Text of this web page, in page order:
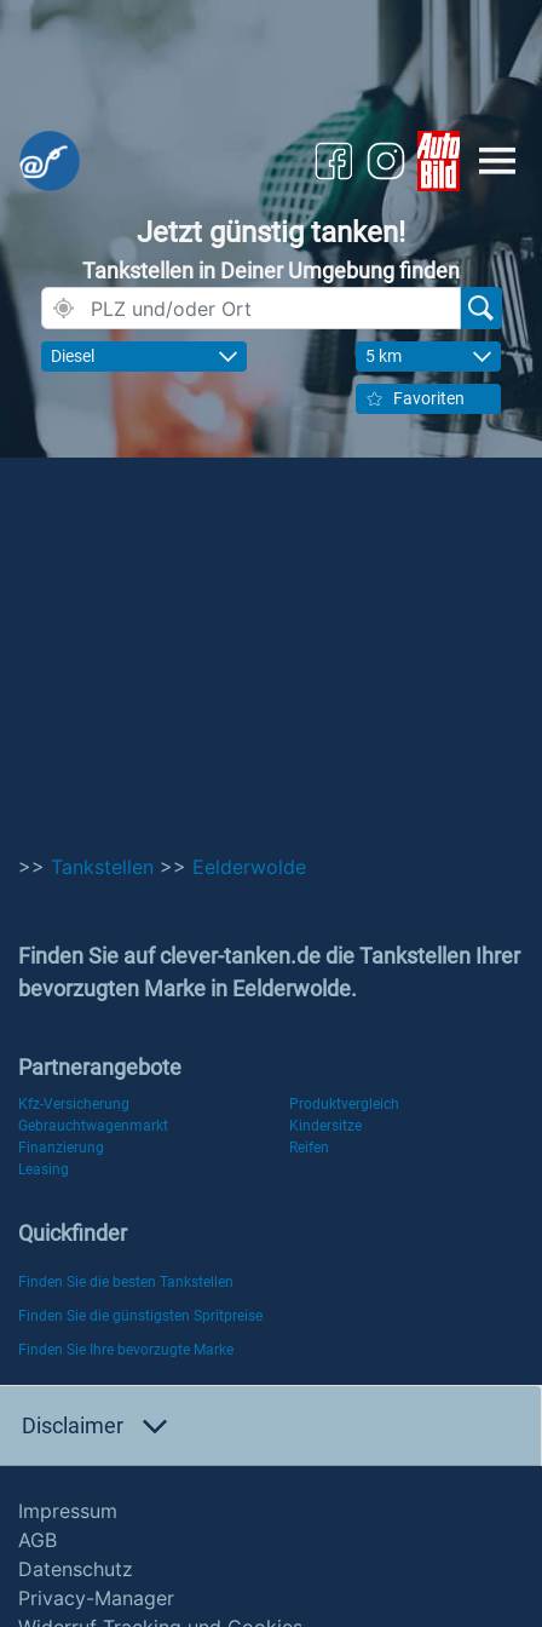
Jetzt günstig tanken!
Tankstellen in Deiner Umgebung finden
Diesel 5 km
Favoriten
>> Tankstellen >> Eelderwolde
Finden Sie auf clever-tanken.de die Tankstellen Ihrer
bevorzugten Marke in Eelderwolde.
Partnerangebote
Kfz-Versicherung
Produktvergleich
Gebrauchtwagenmarkt
Kindersitze
Finanzierung
Reifen
Leasing
Quickfinder
Finden Sie die besten Tankstellen
Finden Sie die günstigsten Spritpreise
Finden Sie Ihre bevorzugte Marke
Disclaimer
Impressum
AGB
Datenschutz
Privacy-Manager